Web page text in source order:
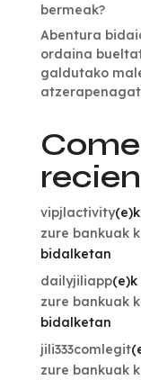
bermeak?
Abentura
ordaina
galdutako
vipjlactivity(e)k
zure bankuak
bidalketan
dailyjiliapp(e)k
zure bankuak
bidalketan
jili333comlegit
zure bankuak